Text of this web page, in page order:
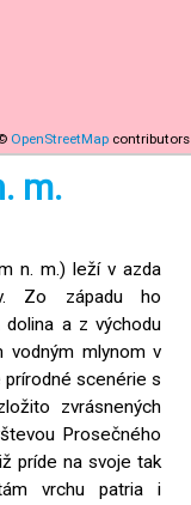
OpenStreetMap contributors
m.
n. m.) leží v azda
Zo západu ho
dolina a z východu
vodným mlynom v
prírodné scenérie s
zvrásnených
Prosečného
príde na svoje tak
vrchu patria i